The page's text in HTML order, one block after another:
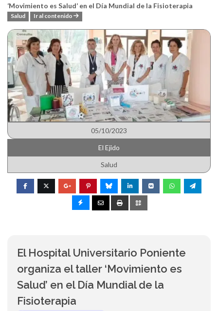
‘Movimiento es Salud’ en el Día Mundial de la Fisioterapia
Salud Ir al contenido
05/10/2023
El Ejido
Salud
El Hospital Universitario Poniente
organiza el taller ‘Movimiento es
Salud’ en el Día Mundial de la
Fisioterapia